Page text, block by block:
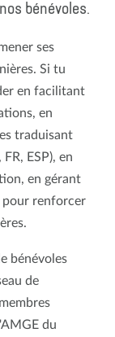
bénévoles.
ses
Si tu
en facilitant
en
traduisant
ESP), en
en gérant
pour renforcer
bénévoles
de
du